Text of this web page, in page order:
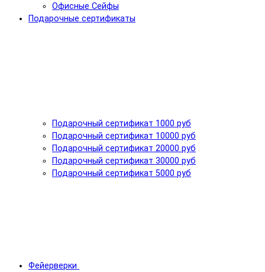
Офисные Сейфы
Подарочные сертификаты
Подарочный сертификат 1000 руб
Подарочный сертификат 10000 руб
Подарочный сертификат 20000 руб
Подарочный сертификат 30000 руб
Подарочный сертификат 5000 руб
Фейерверки